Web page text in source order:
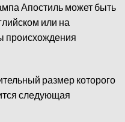
Апостиль может быть
или на
происхождения
размер которого
следующая